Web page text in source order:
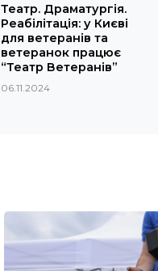
Театр. Драматургія.
Реабілітація: у Києві
для ветеранів та
ветеранок працює
“Театр Ветеранів”
06.11.2024